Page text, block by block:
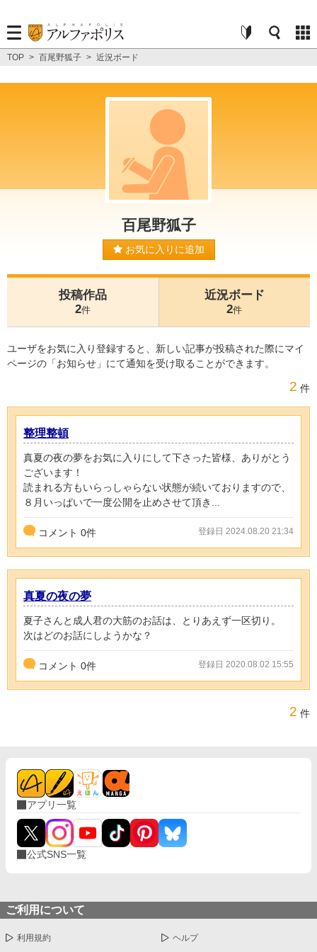
TOP > 百尾野狐子 > 近況ボード
百尾野狐子
お気に入りに追加
投稿作品
2件
近況ボード
2件
ユーザをお気に入り登録すると、新しい記事が投稿された際にマイ
ページの「お知らせ」にて通知を受け取ることができます。
2 件
整理整頓
真夏の夜の夢をお気に入りにして下さった皆様、ありがとう
ございます！
読まれる方もいらっしゃらない状態が続いておりますので、
８月いっぱいで一度公開を止めさせて頂き...
コメント 0件 登録日 2024.08.20 21:34
真夏の夜の夢
夏子さんと成人君の大筋のお話は、とりあえず一区切り。
次はどのお話にしようかな？
コメント 0件 登録日 2020.08.02 15:55
2 件
アプリ一覧
公式SNS一覧
ご利用について
利用規約 ヘルプ